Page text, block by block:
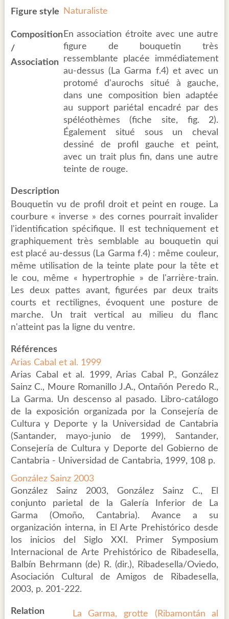
Figure style Naturaliste
Composition
/
Association
En association étroite avec une autre
figure de bouquetin très
ressemblante placée immédiatement
au-dessus (La Garma f.4) et avec un
protomé d'aurochs situé à gauche,
dans une composition bien adaptée
au support pariétal encadré par des
spéléothèmes (fiche site, fig. 2).
Également situé sous un cheval
dessiné de profil gauche et peint,
avec un trait plus fin, dans une autre
teinte de rouge.
Description
Bouquetin vu de profil droit et peint en rouge. La
courbure « inverse » des cornes pourrait invalider
l'identification spécifique. Il est techniquement et
graphiquement très semblable au bouquetin qui
est placé au-dessus (La Garma f.4) : même couleur,
même utilisation de la teinte plate pour la tête et
le cou, même « hypertrophie » de l'arrière-train.
Les deux pattes avant, figurées par deux traits
courts et rectilignes, évoquent une posture de
marche. Un trait vertical au milieu du flanc
n'atteint pas la ligne du ventre.
Références
Arias Cabal et al. 1999
Arias Cabal et al. 1999, Arias Cabal P., González
Sainz C., Moure Romanillo J.A., Ontañón Peredo R.,
La Garma. Un descenso al pasado. Libro-catálogo
de la exposición organizada por la Consejería de
Cultura y Deporte y la Universidad de Cantabria
(Santander, mayo-junio de 1999), Santander,
Consejería de Cultura y Deporte del Gobierno de
Cantabria - Universidad de Cantabria, 1999, 108 p.
González Sainz 2003
González Sainz 2003, González Sainz C., El
conjunto parietal de la Galería Inferior de La
Garma (Omoño, Cantabria). Avance a su
organización interna, in El Arte Prehistórico desde
los inicios del Siglo XXI. Primer Symposium
Internacional de Arte Prehistórico de Ribadesella,
Balbín Behrmann (de) R. (dir.), Ribadesella/Oviedo,
Asociación Cultural de Amigos de Ribadesella,
2003, p. 201-222.
Relation
La Garma, grotte (Ribamontán al